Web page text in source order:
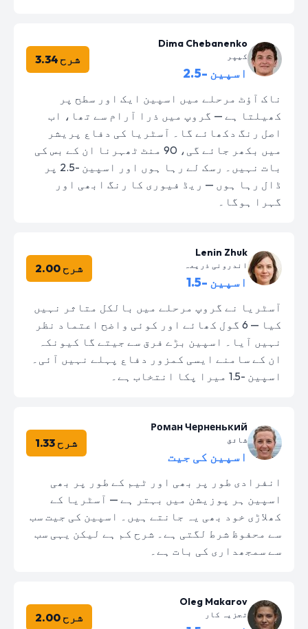
Dima Chebanenko
کیپر
اسپین -2.5
شرح 3.34
ناک آؤٹ مرحلے میں اسپین ایک اور سطح پر
کھیلتا ہے — گروپ میں ذرا آرام سے تھا، اب
اصل رنگ دکھائے گا۔ آسٹریا کی دفاع پریشر
میں بکھر جائے گی، 90 منٹ ٹھہرنا ان کے بس کی
بات نہیں۔ رسک لے رہا ہوں اور اسپین -2.5 پر
ڈال رہا ہوں — ریڈ فیوری کا رنگ ابھی اور
گہرا ہوگا۔
Lenin Zhuk
اندرونی ذریعہ
اسپین -1.5
شرح 2.00
آسٹریا نے گروپ مرحلے میں بالکل متاثر نہیں
کیا — 6 گول کھائے اور کوئی واضح اعتماد نظر
نہیں آیا۔ اسپین بڑے فرق سے جیتے گا کیونکہ
ان کے سامنے ایسی کمزور دفاع پہلے نہیں آئی۔
اسپین -1.5 میرا پکا انتخاب ہے۔
Роман Черненький
شائق
اسپین کی جیت
شرح 1.33
انفرادی طور پر بھی اور ٹیم کے طور پر بھی
اسپین ہر پوزیشن میں بہتر ہے — آسٹریا کے
کھلاڑی خود بھی یہ جانتے ہیں۔ اسپین کی جیت سب
سے محفوظ شرط لگتی ہے۔ شرح کم ہے لیکن یہی سب
سے سمجھداری کی بات ہے۔
Oleg Makarov
تجزیہ کار شرح 2.00